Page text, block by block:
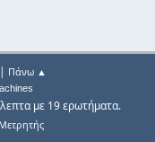
Πάνω ▲
με 19 ερωτήματα.